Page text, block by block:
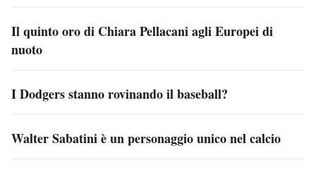
Il quinto oro di Chiara Pellacani agli Europei di
nuoto
I Dodgers stanno rovinando il baseball?
Walter Sabatini è un personaggio unico nel calcio